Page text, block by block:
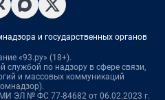
и государственных органов
«93.ру» (18+).
службой по надзору в сфере связи,
и массовых коммуникаций
ЭЛ № ФС 77-84682 от 06.02.2023 г.